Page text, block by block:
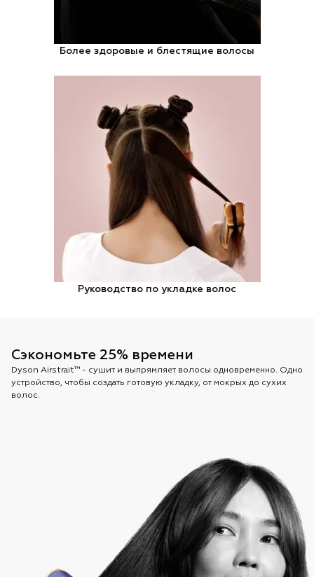
Более здоровые и блестящие волосы
Руководство по укладке волос
Сэкономьте 25% времени
Dyson Airstrait™ - сушит и выпрямляет волосы одновременно. Одно
устройство, чтобы создать готовую укладку, от мокрых до сухих
волос.